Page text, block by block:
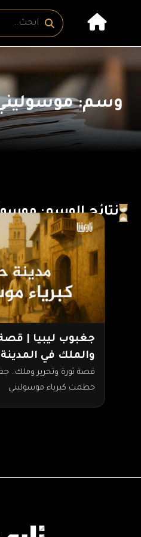
وسم:
نتائج الوسم:
جغبوب ليبيا | قصة
والملك في
كبرياء موسوليني
قصة ثورة وتحرير وملك..
حطمت كبرياء موسوليني